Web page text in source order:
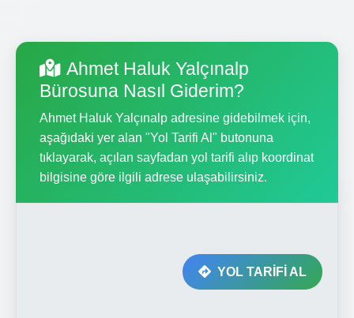
Ahmet Haluk Yalçınalp
Bürosuna Nasıl Giderim?
Ahmet Haluk Yalçınalp adresine gidebilmek için,
aşağıdaki yer alan "Yol Tarifi Al" butonuna
tıklayarak, açılan sayfadan yol tarifi alıp koordinat
bilgisine göre ilgili adrese ulaşabilirsiniz.
YOL TARİFİ AL